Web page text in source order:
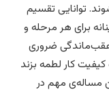
تقسیم
هر مرحله و
ضروری
لطمه بزند
مهم در